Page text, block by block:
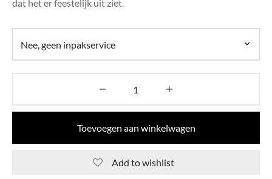
dat het er feestelijk uit ziet.
Toevoegen aan winkelwagen
Add to wishlist